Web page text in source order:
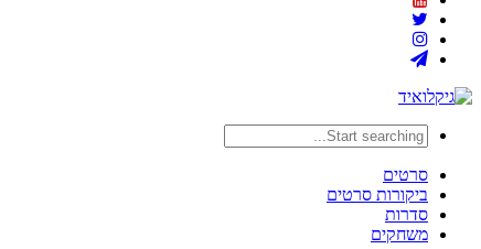
סרטים
ביקורות סרטים
סדרות
משחקים